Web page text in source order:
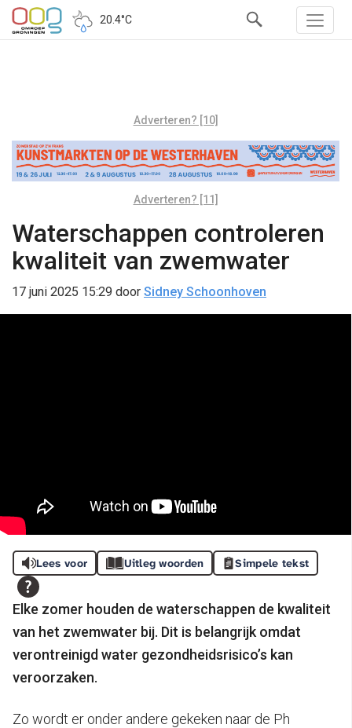
20.4°C
Adverteren? [10]
Adverteren? [11]
Waterschappen controleren
kwaliteit van zwemwater
17 juni 2025 15:29 door Sidney Schoonhoven
Lees voor Uitleg woorden Simpele tekst
Elke zomer houden de waterschappen de kwaliteit
van het zwemwater bij. Dit is belangrijk omdat
verontreinigd water gezondheidsrisico’s kan
veroorzaken.
Zo wordt er onder andere gekeken naar de Ph